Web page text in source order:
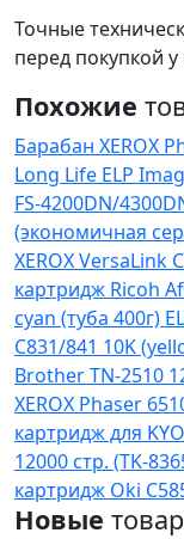
Точные
перед покупкой
Похожие
Барабан XEROX
Long Life ELP
FS-4200DN/
(экономичная
XEROX VersaLink
картридж Ricoh
cyan (туба 400г)
C831/841 10K
Brother TN-2510
XEROX Phaser
картридж для
12000 стр. (TK-
картридж Oki
Новые